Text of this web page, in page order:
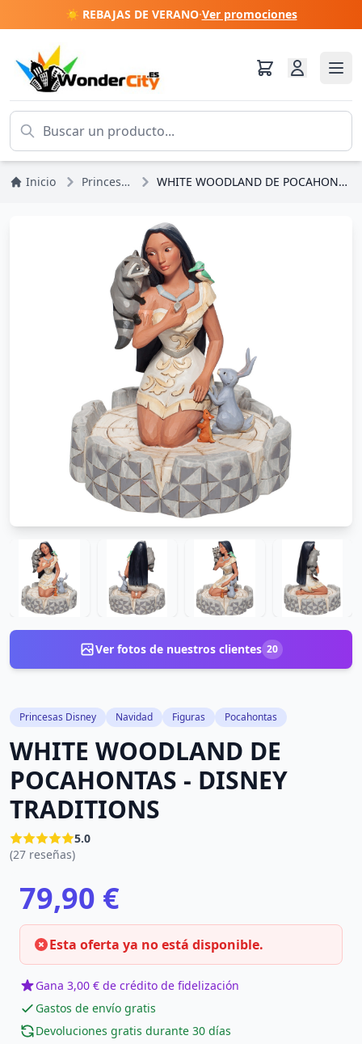
☀️ REBAJAS DE VERANO·Ver promociones
Inicio Princesas Disney WHITE WOODLAND DE POCAHONTAS - DISNEY TRADITIONS
Ver fotos de nuestros clientes 20
Princesas Disney Navidad Figuras Pocahontas
WHITE WOODLAND DE
POCAHONTAS - DISNEY
TRADITIONS
5.0
(27 reseñas)
79,90 €
Esta oferta ya no está disponible.
Gana 3,00 € de crédito de fidelización
Gastos de envío gratis
Devoluciones gratis durante 30 días